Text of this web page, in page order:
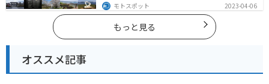
地や古墳群、歴史ある城や神社仏閣など、バイクツーリ
ングに適したスポットが多数存在し、様々な楽しみ方が
できます。バイクで佐賀県にツーリングに行く際は参考
にしてください。
モトスポット 2023-04-06
もっと見る
オススメ記事